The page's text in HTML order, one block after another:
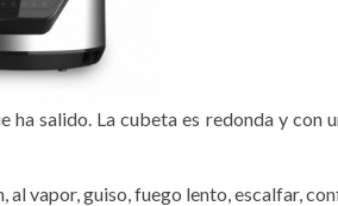
salido. La cubeta es redonda y con
vapor, guiso, fuego lento, escalfar,